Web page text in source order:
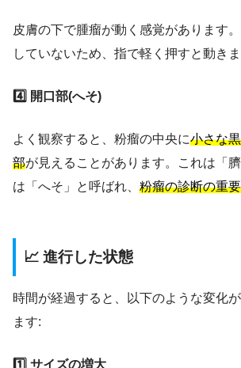
皮膚の下で腫瘤が動く感覚があります
していないため、指で軽く押すと動きま
4️⃣ 開口部(へそ)
よく観察すると、粉瘤の中央に小さな
部が見えることがあります。これは「
は「へそ」と呼ばれ、 粉瘤の診断の重
📈 進行した状態
時間が経過すると、以下のような変化
ます:
1️⃣ サイズの増大